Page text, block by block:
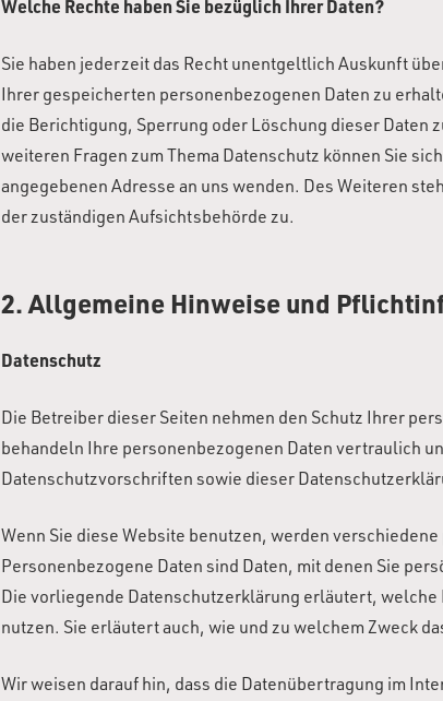
Welche Rechte haben Sie bezüglich Ihrer Daten?
Sie haben jederzeit das Recht unentgeltlich Auskunft
Ihrer gespeicherten personenbezogenen Daten zu
die Berichtigung, Sperrung oder Löschung dieser Daten
weiteren Fragen zum Thema Datenschutz können Sie
angegebenen Adresse an uns wenden. Des Weiteren
der zuständigen Aufsichtsbehörde zu.
2. Allgemeine Hinweise und
Datenschutz
Die Betreiber dieser Seiten nehmen den Schutz Ihrer
behandeln Ihre personenbezogenen Daten vertraulich
Datenschutzvorschriften sowie dieser
Wenn Sie diese Website benutzen, werden
Personenbezogene Daten sind Daten, mit denen Sie
Die vorliegende Datenschutzerklärung erläutert, welche
nutzen. Sie erläutert auch, wie und zu welchem Zweck
Wir weisen darauf hin, dass die Datenübertragung im